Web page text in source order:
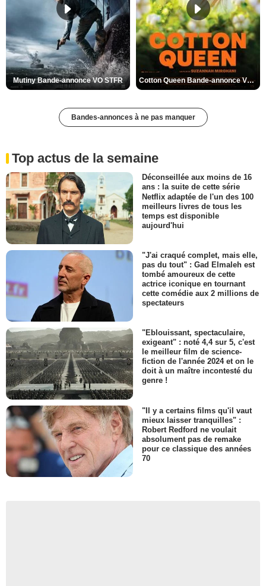
Mutiny Bande-annonce VO STFR Cotton Queen Bande-annonce VO STFR
Bandes-annonces à ne pas manquer
Top actus de la semaine
Déconseillée aux moins de 16
ans : la suite de cette série
Netflix adaptée de l'un des 100
meilleurs livres de tous les
temps est disponible
aujourd'hui
"J'ai craqué complet, mais elle,
pas du tout" : Gad Elmaleh est
tombé amoureux de cette
actrice iconique en tournant
cette comédie aux 2 millions de
spectateurs
"Eblouissant, spectaculaire,
exigeant" : noté 4,4 sur 5, c'est
le meilleur film de science-
fiction de l'année 2024 et on le
doit à un maître incontesté du
genre !
"Il y a certains films qu'il vaut
mieux laisser tranquilles" :
Robert Redford ne voulait
absolument pas de remake
pour ce classique des années
70